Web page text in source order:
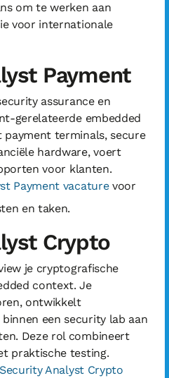
om te werken aan
voor internationale
Payment
assurance en
gerelateerde embedded
payment terminals, secure
hardware, voert
voor klanten.
Payment vacaturevoor
en taken.
Crypto
je cryptografische
context. Je
ontwikkelt
een security lab aan
Deze rol combineert
praktische testing.
Analyst Crypto